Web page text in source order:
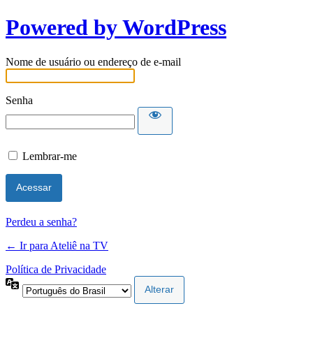
Powered by WordPress
Nome de usuário ou endereço de e-mail
Senha
Lembrar-me
Perdeu a senha?
← Ir para Ateliê na TV
Política de Privacidade